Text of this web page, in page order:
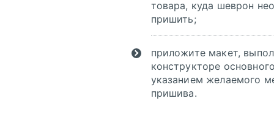
товара, куда шеврон
пришить;
приложите макет,
конструкторе
указанием желаемого
пришива.